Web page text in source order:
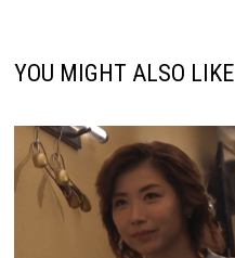
YOU MIGHT ALSO LIKE